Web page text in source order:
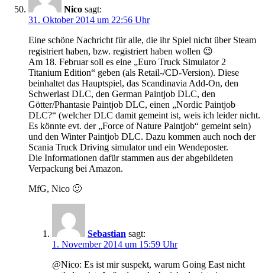
Nico sagt:
31. Oktober 2014 um 22:56 Uhr
Eine schöne Nachricht für alle, die ihr Spiel nicht über Steam
registriert haben, bzw. registriert haben wollen 😉
Am 18. Februar soll es eine „Euro Truck Simulator 2
Titanium Edition“ geben (als Retail-/CD-Version). Diese
beinhaltet das Hauptspiel, das Scandinavia Add-On, den
Schwerlast DLC, den German Paintjob DLC, den
Götter/Phantasie Paintjob DLC, einen „Nordic Paintjob
DLC?“ (welcher DLC damit gemeint ist, weis ich leider nicht.
Es könnte evt. der „Force of Nature Paintjob“ gemeint sein)
und den Winter Paintjob DLC. Dazu kommen auch noch der
Scania Truck Driving simulator und ein Wendeposter.
Die Informationen dafür stammen aus der abgebildeten
Verpackung bei Amazon.
MfG, Nico 🙂
Sebastian sagt:
1. November 2014 um 15:59 Uhr
@Nico: Es ist mir suspekt, warum Going East nicht